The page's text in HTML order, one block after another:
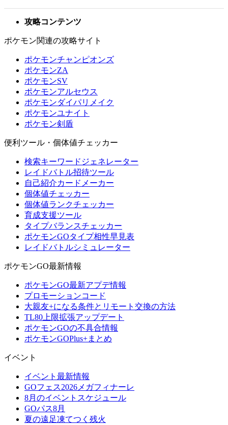
攻略コンテンツ
ポケモン関連の攻略サイト
ポケモンチャンピオンズ
ポケモンZA
ポケモンSV
ポケモンアルセウス
ポケモンダイパリメイク
ポケモンユナイト
ポケモン剣盾
便利ツール・個体値チェッカー
検索キーワードジェネレーター
レイドバトル招待ツール
自己紹介カードメーカー
個体値チェッカー
個体値ランクチェッカー
育成支援ツール
タイプバランスチェッカー
ポケモンGOタイプ相性早見表
レイドバトルシミュレーター
ポケモンGO最新情報
ポケモンGO最新アプデ情報
プロモーションコード
大親友+になる条件とリモート交換の方法
TL80上限拡張アップデート
ポケモンGOの不具合情報
ポケモンGOPlus+まとめ
イベント
イベント最新情報
GOフェス2026メガフィナーレ
8月のイベントスケジュール
GOパス8月
夏の遠足凍てつく残火